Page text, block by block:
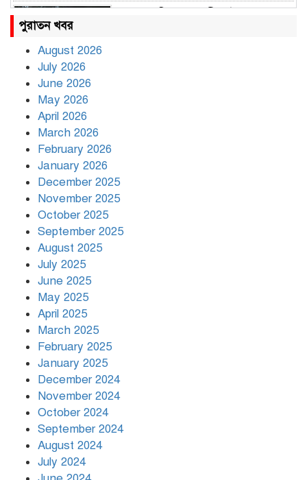
বৃষ্টি থামার নাম নেই, পথে পথে
পুরাতন খবর
August 2026
July 2026
June 2026
May 2026
April 2026
March 2026
February 2026
January 2026
December 2025
November 2025
October 2025
September 2025
August 2025
July 2025
June 2025
May 2025
April 2025
March 2025
February 2025
January 2025
December 2024
November 2024
October 2024
September 2024
August 2024
July 2024